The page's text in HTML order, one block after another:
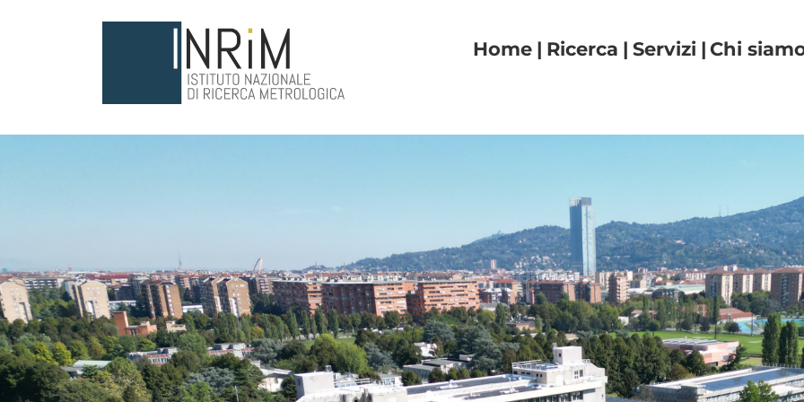
Navigazione principale
Home Ricerca Servizi Chi